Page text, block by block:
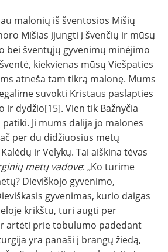
malonių iš šventosios Mišių
Mišias įjungti į švenčių ir mūsų
bei šventųjų gyvenimų minėjimo
kiekvienas mūsų Viešpaties
atneša tam tikrą malonę. Mums
suvokti Kristaus paslapties
ir dydžio[15]. Vien tik Bažnyčia
Ji mums dalija jo malones
per du didžiuosius metų
ir Velykų. Tai aiškina tėvas
metų vadove: „Ko turime
Dieviškojo gyvenimo,
gyvenimas, kurio daigas
krikštu, turi augti per
artėti prie tobulumo padedant
yra panaši į brangų žiedą,